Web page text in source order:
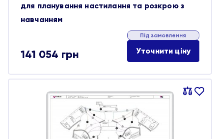
для планування настилання та розкрою з
навчанням
141 054 грн
Під замовлення
Уточнити ціну
Порівняти
В